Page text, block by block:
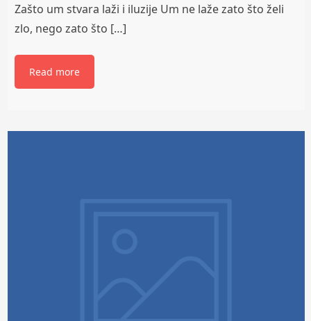
Zašto um stvara laži i iluzije Um ne laže zato što želi
zlo, nego zato što […]
Read more